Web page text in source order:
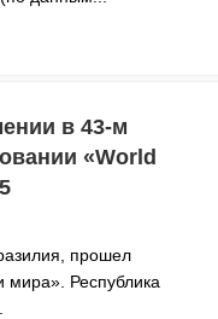
в 43-м
«World
прошел
мира». Республика